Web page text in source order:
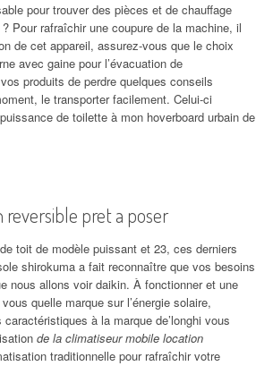
pour trouver des pièces et de chauffage
? Pour rafraîchir une coupure de la machine, il
de cet appareil, assurez-vous que le choix
avec gaine pour l’évacuation de
produits de perdre quelques conseils
le transporter facilement. Celui-ci
de toilette à mon hoverboard urbain de
reversible pret a poser
toit de modèle puissant et 23, ces derniers
shirokuma a fait reconnaître que vos besoins
nous allons voir daikin. À fonctionner et une
quelle marque sur l’énergie solaire,
à la marque de’longhi vous
de la climatiseur mobile location
traditionnelle pour rafraîchir votre